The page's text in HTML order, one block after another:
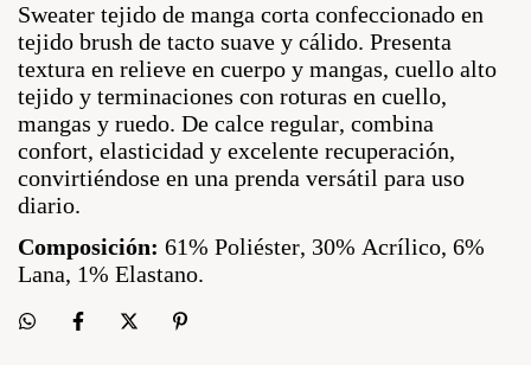
Sweater tejido de manga corta confeccionado en
tejido brush de tacto suave y cálido. Presenta
textura en relieve en cuerpo y mangas, cuello alto
tejido y terminaciones con roturas en cuello,
mangas y ruedo. De calce regular, combina
confort, elasticidad y excelente recuperación,
convirtiéndose en una prenda versátil para uso
diario.
Composición: 61% Poliéster, 30% Acrílico, 6%
Lana, 1% Elastano.